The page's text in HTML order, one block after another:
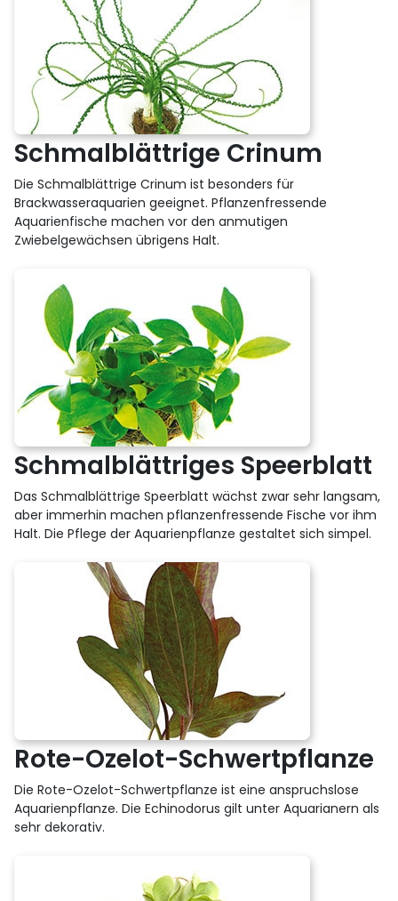
Schmalblättrige Crinum
Die Schmalblättrige Crinum ist besonders für
Brackwasseraquarien geeignet. Pflanzenfressende
Aquarienfische machen vor den anmutigen
Zwiebelgewächsen übrigens Halt.
Schmalblättriges Speerblatt
Das Schmalblättrige Speerblatt wächst zwar sehr langsam,
aber immerhin machen pflanzenfressende Fische vor ihm
Halt. Die Pflege der Aquarienpflanze gestaltet sich simpel.
Rote-Ozelot-Schwertpflanze
Die Rote-Ozelot-Schwertpflanze ist eine anspruchslose
Aquarienpflanze. Die Echinodorus gilt unter Aquarianern als
sehr dekorativ.